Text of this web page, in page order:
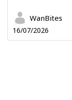
WanBites
16/07/2026